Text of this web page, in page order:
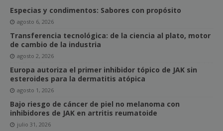
Especias y condimentos: Sabores con propósito
agosto 6, 2026
Transferencia tecnológica: de la ciencia al plato, motor
de cambio de la industria
agosto 2, 2026
Europa autoriza el primer inhibidor tópico de JAK sin
esteroides para la dermatitis atópica
agosto 1, 2026
Bajo riesgo de cáncer de piel no melanoma con
inhibidores de JAK en artritis reumatoide
julio 31, 2026